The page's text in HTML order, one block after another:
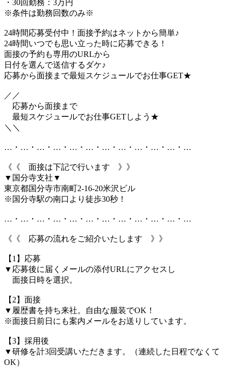
・30回勤務：3万円
※条件は勤務回数のみ※
24時間応募受付中！面接予約はネットから簡単♪
24時間いつでも思い立った時に応募できる！
面接の予約も専用のURLから
日付を選んで送信するダケ♪
応募から面接まで最短スケジュールでお仕事GET★
／／
応募から面接まで
最短スケジュールでお仕事GETしよう★
＼＼
…・…・…・…・…・…・…・…・…・…・…・…
《《 面接は下記で行います 》》
▼国分寺支社▼
東京都国分寺市南町2-16-20米沢ビル
※国分寺駅の南口より徒歩30秒！
…・…・…・…・…・…・…・…・…・…・…・…
《《 応募の流れをご紹介いたします 》》
【1】応募
▼応募後に届くメールの添付URLにアクセスし
面接日時を選択。
【2】面接
▼履歴書を持ち来社。自由な服装でOK！
※面接日前日にも案内メールをお送りしています。
【3】採用後
▼研修を計3回受講いただきます。（連続した日程でなくて
OK）